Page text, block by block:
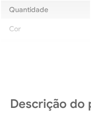
Quantidade
Cor
Descrição do